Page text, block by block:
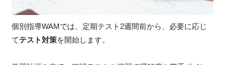
個別指導WAMでは、定期テスト2週間前から、必要に応じ
てテスト対策を開始します。